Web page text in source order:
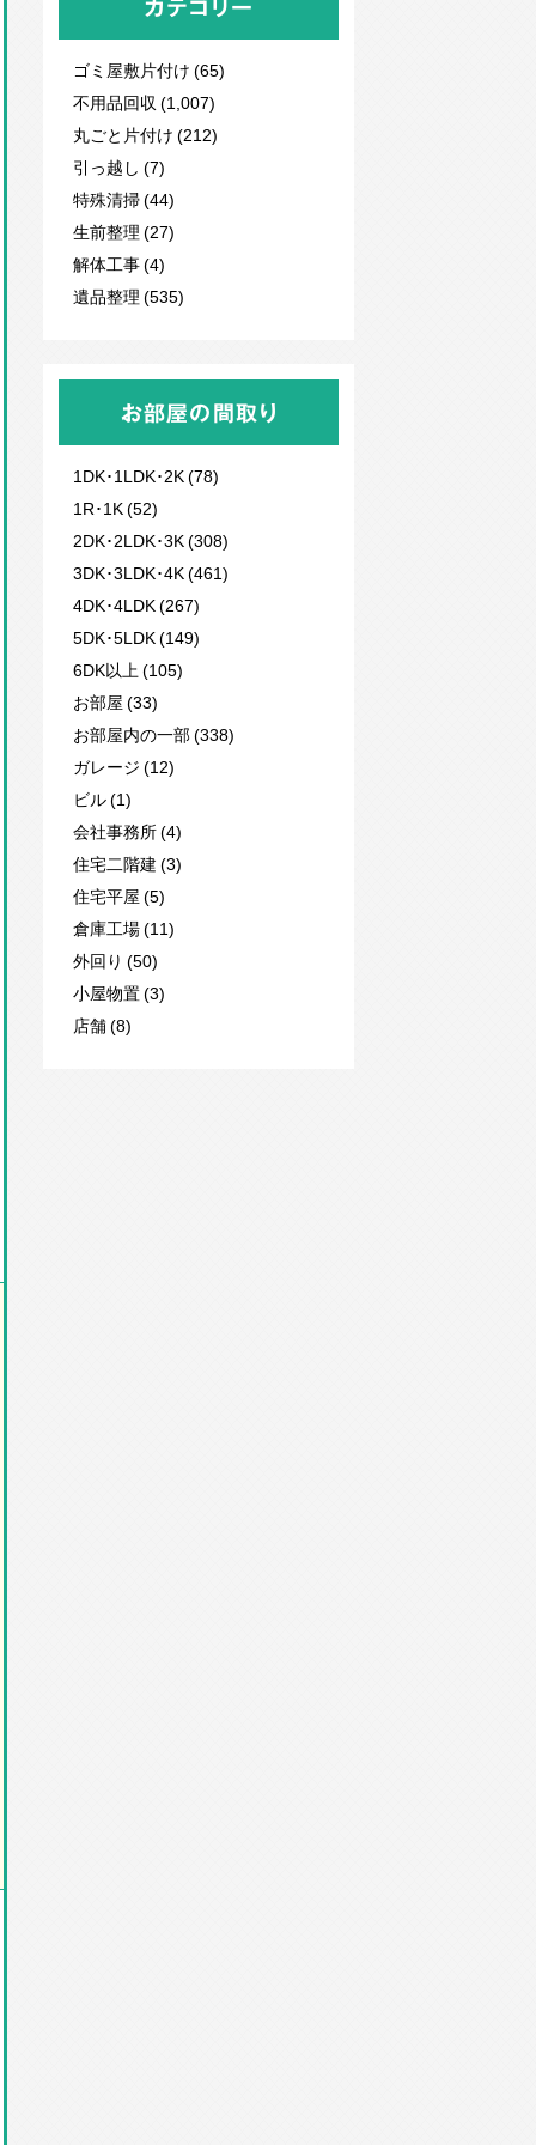
カテゴリー
ゴミ屋敷片付け (65)
不用品回収 (1,007)
丸ごと片付け (212)
引っ越し (7)
特殊清掃 (44)
生前整理 (27)
解体工事 (4)
遺品整理 (535)
お部屋の間取り
1DK･1LDK･2K (78)
1R･1K (52)
2DK･2LDK･3K (308)
3DK･3LDK･4K (461)
4DK･4LDK (267)
5DK･5LDK (149)
6DK以上 (105)
お部屋 (33)
お部屋内の一部 (338)
ガレージ (12)
ビル (1)
会社事務所 (4)
住宅二階建 (3)
住宅平屋 (5)
倉庫工場 (11)
外回り (50)
小屋物置 (3)
店舗 (8)